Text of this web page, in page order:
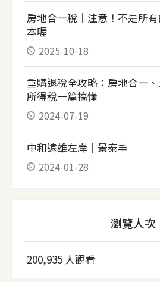
房地合一稅｜注意！不是所
本喔
2025-10-18
重購退稅全攻略：房地合一
所得稅一篇搞懂
2024-07-19
中和遠雄左岸｜景泰丰
2024-01-28
瀏覽人次
200,935 人觀看